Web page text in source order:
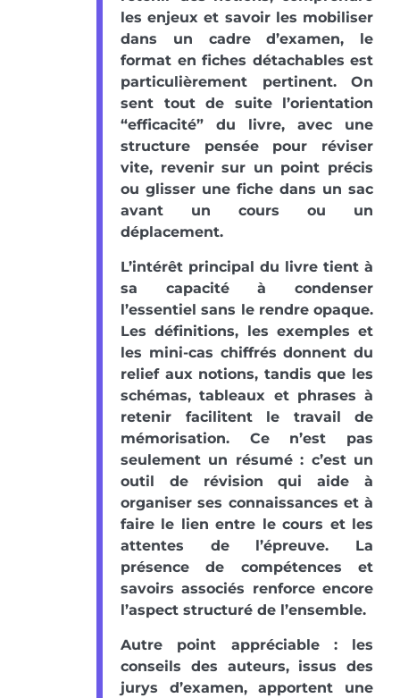
les enjeux et savoir les mobiliser
dans un cadre d’examen, le
format en fiches détachables est
particulièrement pertinent. On
sent tout de suite l’orientation
“efficacité” du livre, avec une
structure pensée pour réviser
vite, revenir sur un point précis
ou glisser une fiche dans un sac
avant un cours ou un
déplacement.
L’intérêt principal du livre tient à
sa capacité à condenser
l’essentiel sans le rendre opaque.
Les définitions, les exemples et
les mini-cas chiffrés donnent du
relief aux notions, tandis que les
schémas, tableaux et phrases à
retenir facilitent le travail de
mémorisation. Ce n’est pas
seulement un résumé : c’est un
outil de révision qui aide à
organiser ses connaissances et à
faire le lien entre le cours et les
attentes de l’épreuve. La
présence de compétences et
savoirs associés renforce encore
l’aspect structuré de l’ensemble.
Autre point appréciable : les
conseils des auteurs, issus des
jurys d’examen, apportent une